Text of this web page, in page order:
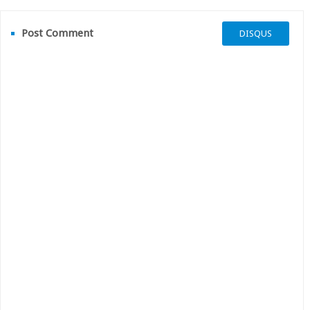
Post Comment DISQUS